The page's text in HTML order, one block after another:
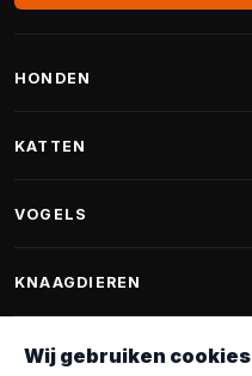
HONDEN
Fantail hondenmanden
Hondenspeelgoed
KATTEN
Krabpalen voor Maine Coon
VOGELS
Vogelvoer binnenvogels
Voederhuisjes
KNAAGDIEREN
Wij gebruiken cookies